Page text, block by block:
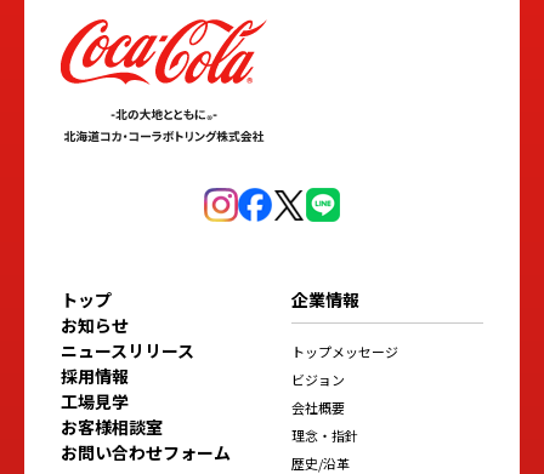
トップ
お知らせ
ニュースリリース
採用情報
工場見学
お客様相談室
お問い合わせフォーム
企業情報
トップメッセージ
ビジョン
会社概要
理念・指針
歴史/沿革